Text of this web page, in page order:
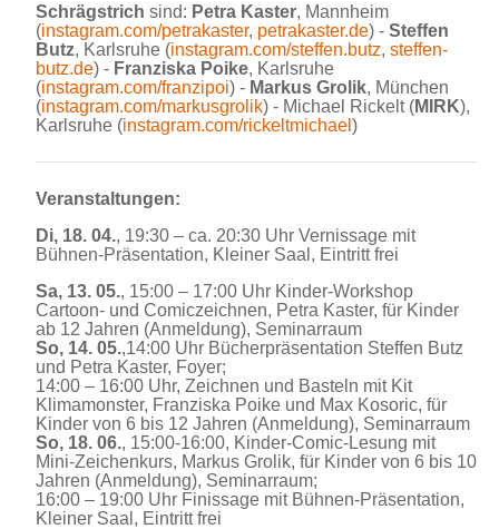
Schrägstrich sind: Petra Kaster, Mannheim
(instagram.com/petrakaster, petrakaster.de) - Steffen
Butz, Karlsruhe (instagram.com/steffen.butz, steffen-
butz.de) - Franziska Poike, Karlsruhe
(instagram.com/franzipoi) - Markus Grolik, München
(instagram.com/markusgrolik) - Michael Rickelt (MIRK),
Karlsruhe (instagram.com/rickeltmichael )
Veranstaltungen:
Di, 18. 04., 19:30 – ca. 20:30 Uhr Vernissage mit
Bühnen-Präsentation, Kleiner Saal, Eintritt frei
Sa, 13. 05., 15:00 – 17:00 Uhr Kinder-Workshop
Cartoon- und Comiczeichnen, Petra Kaster, für Kinder
ab 12 Jahren (Anmeldung), Seminarraum
So, 14. 05.,14:00 Uhr Bücherpräsentation Steffen Butz
und Petra Kaster, Foyer;
14:00 – 16:00 Uhr, Zeichnen und Basteln mit Kit
Klimamonster, Franziska Poike und Max Kosoric, für
Kinder von 6 bis 12 Jahren (Anmeldung), Seminarraum
So, 18. 06., 15:00-16:00, Kinder-Comic-Lesung mit
Mini-Zeichenkurs, Markus Grolik, für Kinder von 6 bis 10
Jahren (Anmeldung), Seminarraum;
16:00 – 19:00 Uhr Finissage mit Bühnen-Präsentation,
Kleiner Saal, Eintritt frei